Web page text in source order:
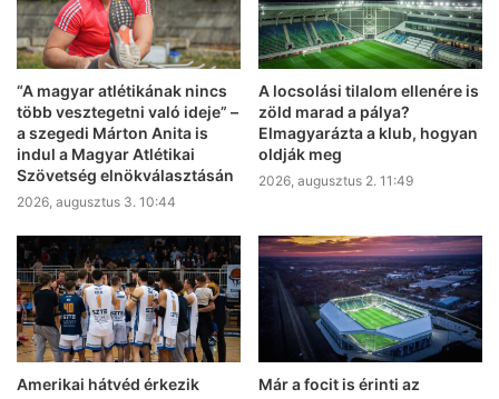
“A magyar atlétikának nincs
több vesztegetni való ideje” –
a szegedi Márton Anita is
indul a Magyar Atlétikai
Szövetség elnökválasztásán
2026, augusztus 3. 10:44
A locsolási tilalom ellenére is
zöld marad a pálya?
Elmagyarázta a klub, hogyan
oldják meg
2026, augusztus 2. 11:49
Amerikai hátvéd érkezik
Már a focit is érinti az